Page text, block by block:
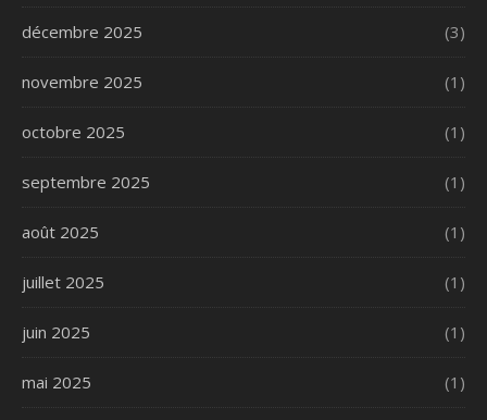
décembre 2025 (3)
novembre 2025 (1)
octobre 2025 (1)
septembre 2025 (1)
août 2025 (1)
juillet 2025 (1)
juin 2025 (1)
mai 2025 (1)